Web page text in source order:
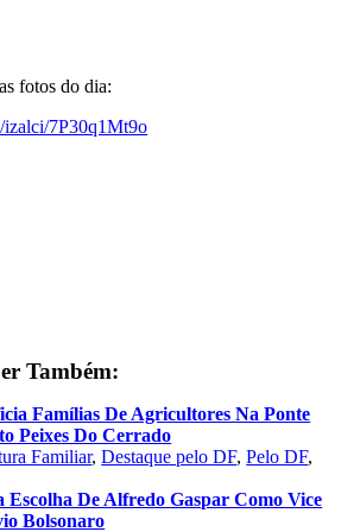
fotos do dia:
7P30q1Mt9o
Também:
Famílias De Agricultores Na Ponte
Peixes Do Cerrado
Familiar,Destaque pelo DF,Pelo DF,
Escolha De Alfredo Gaspar Como Vice
Bolsonaro